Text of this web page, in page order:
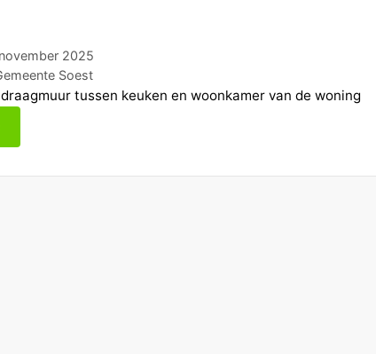
2025
Soest
tussen keuken en woonkamer van de woning